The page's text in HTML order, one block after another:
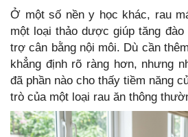
Ở một số nền y học khác, rau
một loại thảo dược giúp tăng
trợ cân bằng nội môi. Dù cần
khẳng định rõ ràng hơn, nhưng
đã phần nào cho thấy tiềm năng
trò của một loại rau ăn thông